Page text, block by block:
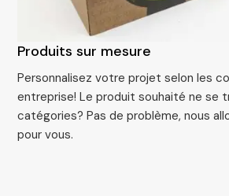
Produits sur mesure
Personnalisez votre projet selon les
entreprise! Le produit souhaité ne se
catégories? Pas de problème, nous
pour vous.